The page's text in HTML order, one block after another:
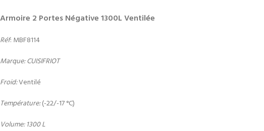
Armoire 2 Portes Négative 1300L Ventilée
Réf: MBF8114
Marque: CUISIFRIOT
Froid:Ventilé
Température:(-22/-17 °C)
Volume: 1300 L